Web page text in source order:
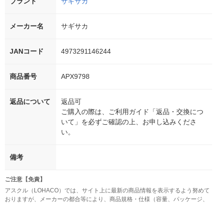
メーカー名 サギサカ
JANコード 4973291146244
商品番号 APX9798
返品について
返品可
ご購入の際は、ご利用ガイド「返品・交換につ
いて」を必ずご確認の上、お申し込みくださ
い。
備考
ご注意【免責】
アスクル（LOHACO）では、サイト上に最新の商品情報を表示するよう努めて
おりますが、メーカーの都合等により、商品規格・仕様（容量、パッケージ、